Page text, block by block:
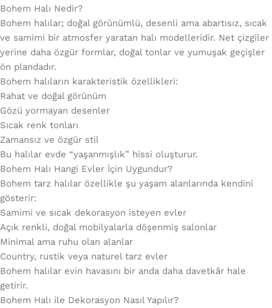
Bohem Halı Nedir?
Bohem halılar; doğal görünümlü, desenli ama abartısız, sıcak
ve samimi bir atmosfer yaratan halı modelleridir. Net çizgiler
yerine daha özgür formlar, doğal tonlar ve yumuşak geçişler
ön plandadır.
Bohem halıların karakteristik özellikleri:
Rahat ve doğal görünüm
Gözü yormayan desenler
Sıcak renk tonları
Zamansız ve özgür stil
Bu halılar evde “yaşanmışlık” hissi oluşturur.
Bohem Halı Hangi Evler İçin Uygundur?
Bohem tarz halılar özellikle şu yaşam alanlarında kendini
gösterir:
Samimi ve sıcak dekorasyon isteyen evler
Açık renkli, doğal mobilyalarla döşenmiş salonlar
Minimal ama ruhu olan alanlar
Country, rustik veya naturel tarz evler
Bohem halılar evin havasını bir anda daha davetkâr hale
getirir.
Bohem Halı ile Dekorasyon Nasıl Yapılır?